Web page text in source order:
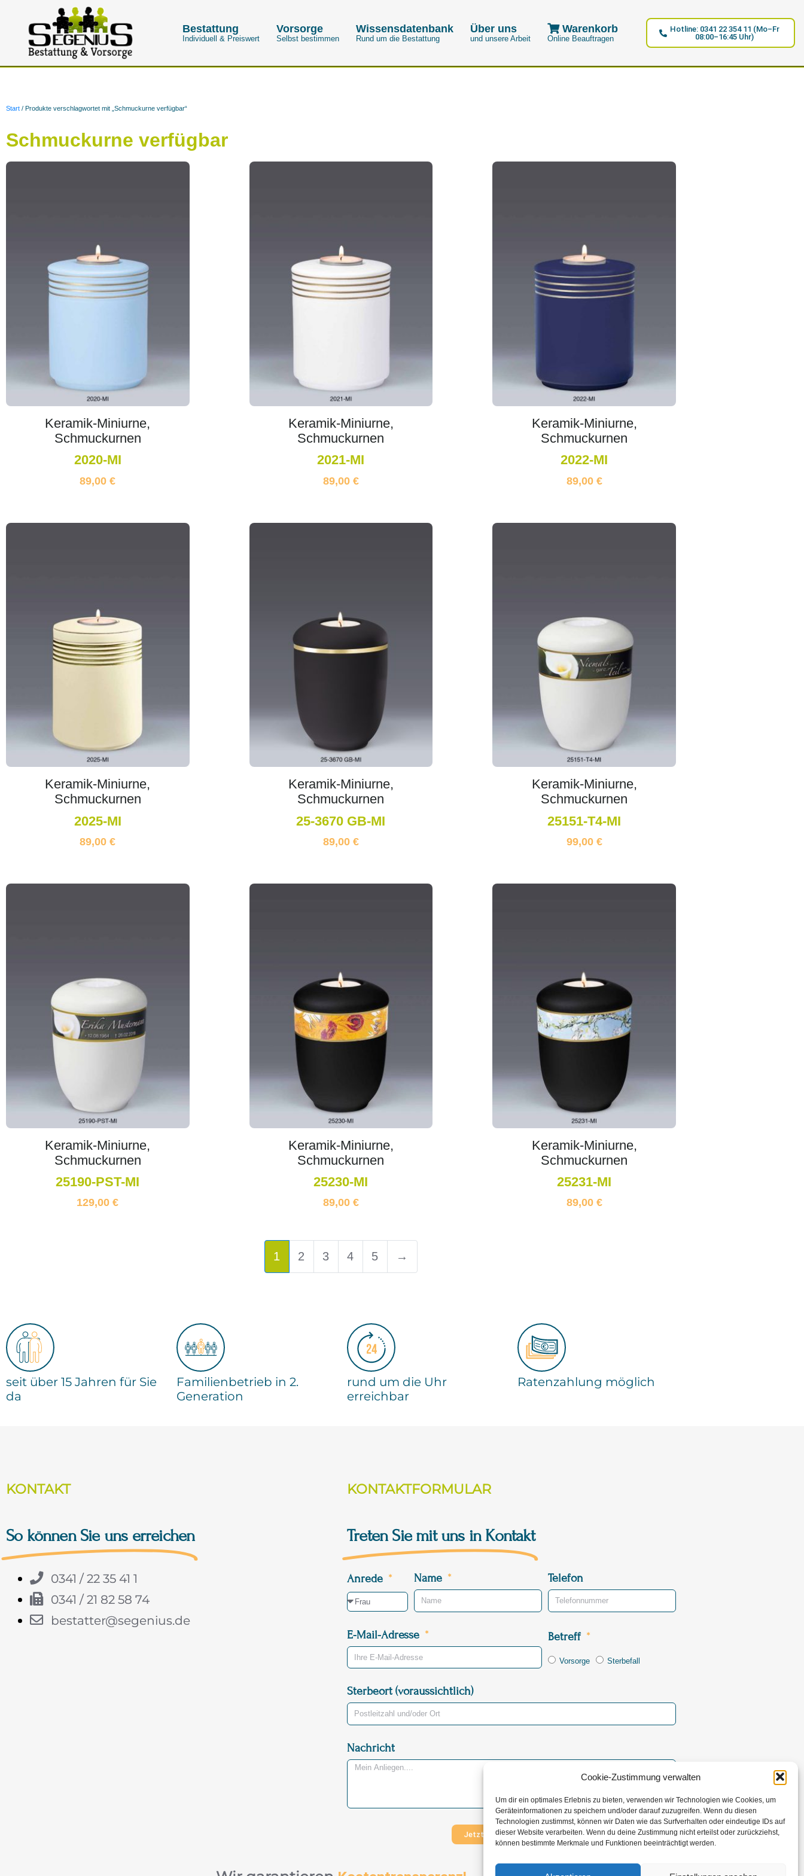
Cookie-Zustimmung verwalten
Um dir ein optimales Erlebnis zu bieten, verwenden wir Technologien wie Cookies, um
Geräteinformationen zu speichern und/oder darauf zuzugreifen. Wenn du diesen
Technologien zustimmst, können wir Daten wie das Surfverhalten oder eindeutige IDs auf
dieser Website verarbeiten. Wenn du deine Zustimmung nicht erteilst oder zurückziehst,
können bestimmte Merkmale und Funktionen beeinträchtigt werden.
Bestattung
Individuell & Preiswert
Vorsorge
Selbst bestimmen
Wissensdatenbank
Rund um die Bestattung
Über uns
und unsere Arbeit
Warenkorb
Online Beauftragen
Hotline: 0341 22 354 11 (Mo–Fr
08:00–16:45 Uhr)
Start / Produkte verschlagwortet mit „Schmuckurne verfügbar“
Schmuckurne verfügbar
Keramik-Miniurne,
Schmuckurnen
2020-MI
89,00€
Keramik-Miniurne,
Schmuckurnen
2021-MI
89,00 €
Keramik-Miniurne,
Schmuckurnen
2022-MI
89,00 €
Keramik-Miniurne,
Schmuckurnen
2025-MI
89,00€
Keramik-Miniurne,
Schmuckurnen
25-3670 GB-MI
89,00 €
Keramik-Miniurne,
Schmuckurnen
25151-T4-MI
99,00 €
Keramik-Miniurne,
Schmuckurnen
25190-PST-MI
129,00€
Keramik-Miniurne,
Schmuckurnen
25230-MI
89,00 €
Keramik-Miniurne,
Schmuckurnen
25231-MI
89,00 €
1 2 3 4 5 →
seit über 15 Jahren für Sie
da
Familienbetrieb in 2.
Generation
rund um die Uhr
erreichbar
Ratenzahlung möglich
KONTAKT
So können Sie uns erreichen
0341 / 22 35 41 1
0341 / 21 82 58 74
bestatter@segenius.de
KONTAKTFORMULAR
Treten Sie mit uns in Kontakt
Anrede Name Telefon
E-Mail-Adresse Betreff
Vorsorge Sterbefall
Sterbeort (voraussichtlich)
Nachricht
Jetzt Nachricht versenden